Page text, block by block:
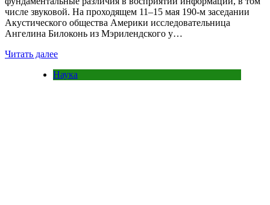
числе звуковой. На проходящем 11–15 мая 190-м заседании
Акустического общества Америки исследовательница
Ангелина Билоконь из Мэрилендского у…
Читать далее
Наука